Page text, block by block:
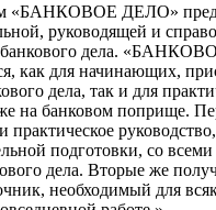
«БАНКОВОЕ ДЕЛО»
руководящей и
банкового дела.
как для начинающих,
дела, так и для
на банковом поприще.
практическое
подготовки, со
дела. Вторые же
необходимый для